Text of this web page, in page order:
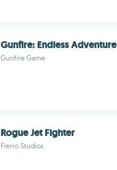
Gunfire: Endless Adventure
Gunfire Game
Rogue Jet Fighter
Fierro Studios